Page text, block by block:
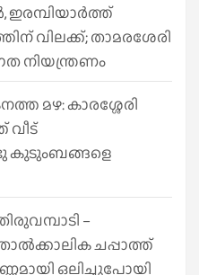
ഇരമ്പിയാര്‍ത്ത്
വിലക്ക്; താമരശേരി
നിയന്ത്രണം
മഴ: കാരശ്ശേരി
വീട്
കുടുംബങ്ങളെ
–
ചപ്പാത്ത്
ഒലിച്ചുപോയി